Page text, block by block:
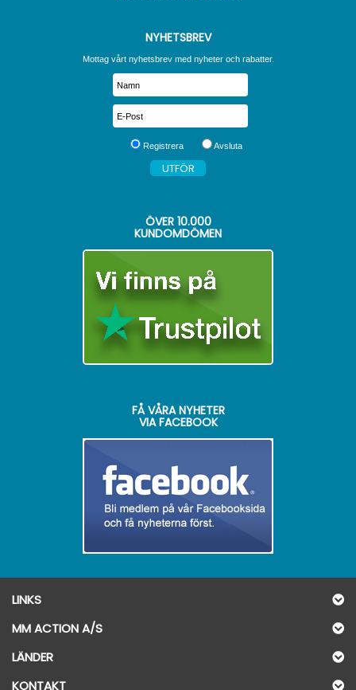
NYHETSBREV
Mottag vårt nyhetsbrev med nyheter och rabatter.
Registrera Avsluta
ÖVER 10.000
KUNDOMDÖMEN
FÅ VÅRA NYHETER
VIA FACEBOOK
LINKS
MM ACTION A/S
LÄNDER
KONTAKT